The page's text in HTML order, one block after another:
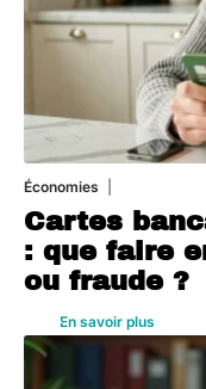
Économies
Cartes
: que faire
ou fraude ?
En savoir plus